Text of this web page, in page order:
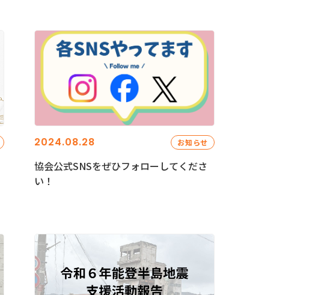
2024.08.28 お知らせ
協会公式SNSをぜひフォローしてくださ
い！